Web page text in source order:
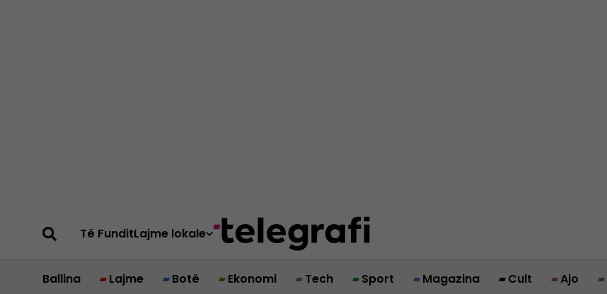
Të FunditLajme lokale
Ballina Lajme Botë Ekonomi Tech Sport Magazina Cult Ajo